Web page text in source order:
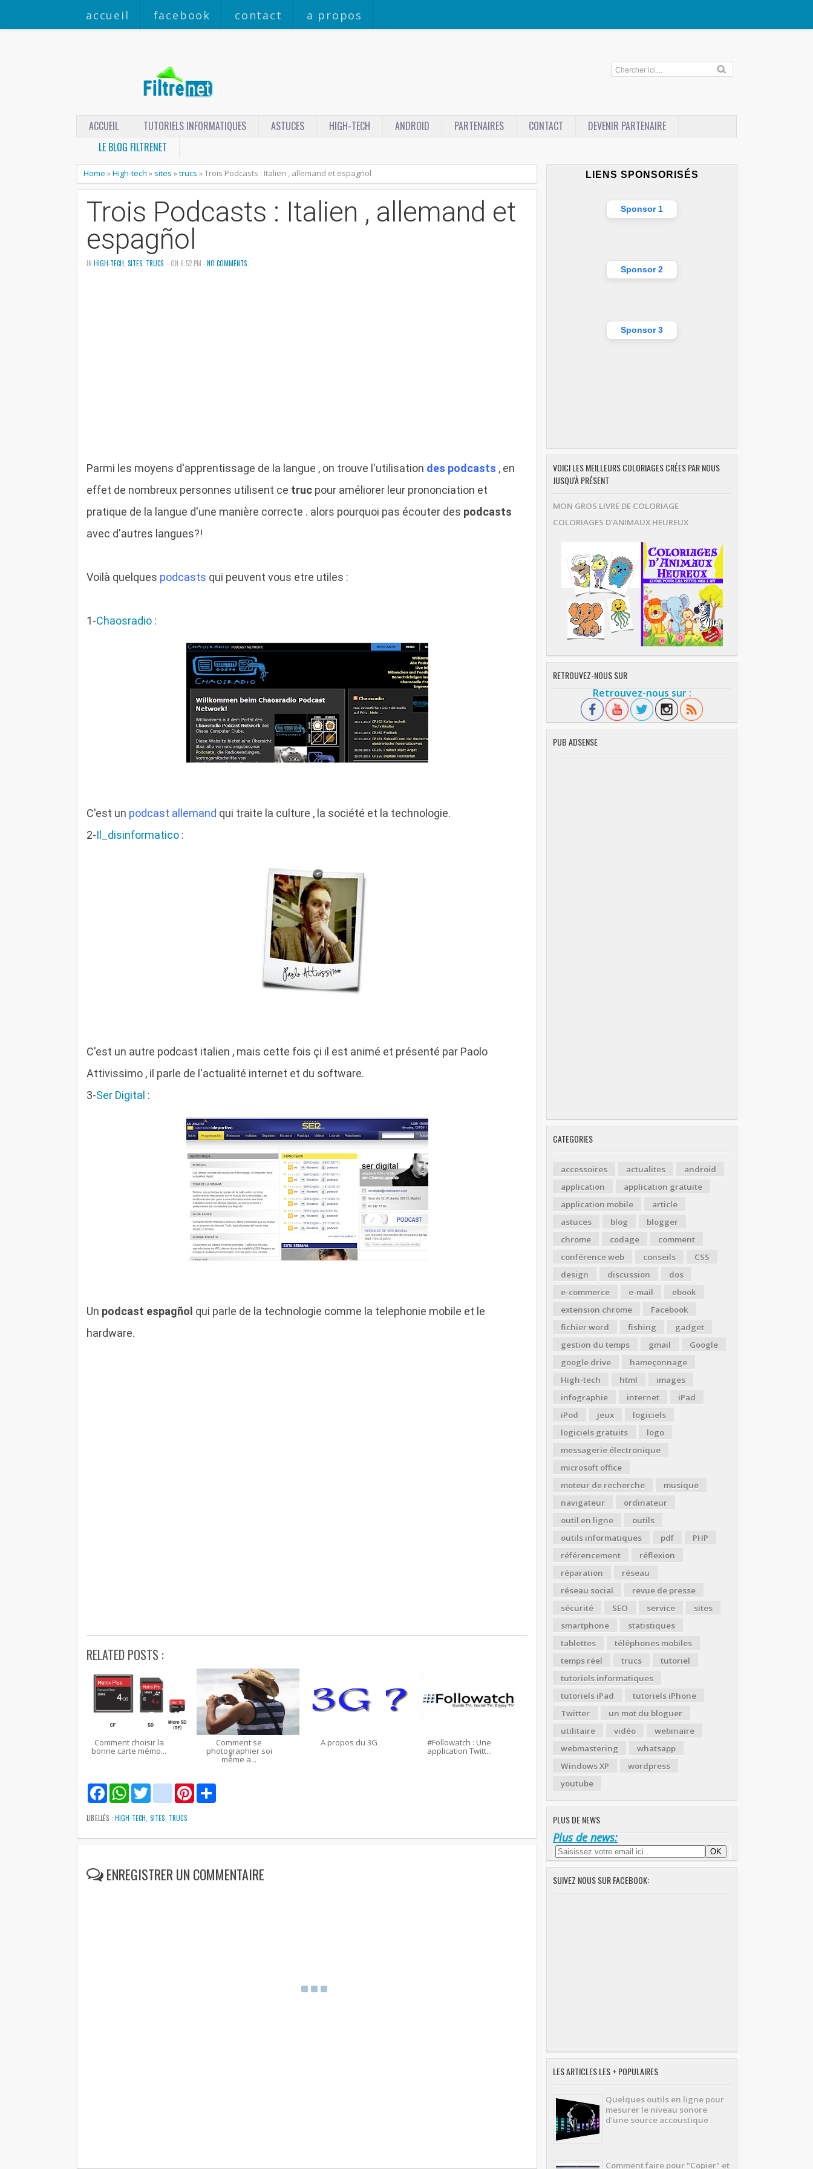
accueil facebook contact a propos
ACCUEIL TUTORIELS INFORMATIQUES ASTUCES HIGH-TECH ANDROID PARTENAIRES CONTACT
DEVENIR PARTENAIRE
LE BLOG FILTRENET
Home »High-tech » sites »trucs »Trois Podcasts : Italien , allemand et espagñol
Trois Podcasts : Italien , allemand et
espagñol
IN HIGH-TECH SITES TRUCS - ON 6:52 PM -NO COMMENTS
Parmi les moyens d'apprentissage de la langue , on trouve l'utilisation des podcasts , en
effet de nombreux personnes utilisent ce truc pour améliorer leur prononciation et
pratique de la langue d'une manière correcte . alors pourquoi pas écouter des podcasts
avec d'autres langues?!
Voilà quelques podcasts qui peuvent vous etre utiles :
1-Chaosradio :
C'est un podcast allemand qui traite la culture , la société et la technologie.
2-Il_disinformatico :
C'est un autre podcast italien , mais cette fois çi il est animé et présenté par Paolo
Attivissimo , il parle de l'actualité internet et du software.
3-Ser Digital :
Un podcast espagñol qui parle de la technologie comme la telephonie mobile et le
hardware.
RELATED POSTS :
Comment choisir la
bonne carte mémo...
Comment se
photographier soi
même a...
A propos du 3G #Followatch : Une
application Twitt...
F
a
c
e
o
o
W
h
a
t
A
p
T
t
e
r
g
m
a
i
P
n
r
e
LIBELLÉS : HIGH-TECH, SITES, TRUCS
ENREGISTRER UN COMMENTAIRE
LIENS SPONSORISÉS
Sponsor 1
Sponsor 2
Sponsor 3
VOICI LES MEILLEURS COLORIAGES CRÉES PAR NOUS
JUSQU'À PRÉSENT
MON GROS LIVRE DE COLORIAGE
COLORIAGES D'ANIMAUX HEUREUX
RETROUVEZ-NOUS SUR
Retrouvez-nous sur :
PUB ADSENSE
CATEGORIES
accessoires actualites
android
application
application gratuite
application mobile
article
astuces
blog
blogger
chrome
codage
comment
conférence web
conseils
CSS
design
discussion
dos
e-commerce
e-mail
ebook
extension chrome
Facebook
fichier word
fishing
gadget
gestion du temps
gmail
Google
google drive
hameçonnage
High-tech
html
images
infographie
internet
iPad
iPod
jeux
logiciels
logiciels gratuits
logo
messagerie électronique
microsoft office
moteur de recherche
musique
navigateur
ordinateur
outil en ligne
outils
outils informatiques
pdf
PHP
référencement
réflexion
réparation
réseau
réseau social
revue de presse
sécurité
SEO service
sites
smartphone
statistiques
tablettes
téléphones mobiles
temps réel
trucs
tutoriel
tutoriels informatiques
tutoriels iPad
tutoriels iPhone
Twitter
un mot du bloguer
utilitaire
vidéo
webinaire
webmastering
whatsapp
Windows XP
wordpress
youtube
PLUS DE NEWS
Plus de news:
SUIVEZ NOUS SUR FACEBOOK:
LES ARTICLES LES + POPULAIRES
Quelques outils en ligne pour
mesurer le niveau sonore
d'une source accoustique
Comment faire pour "Copier" et